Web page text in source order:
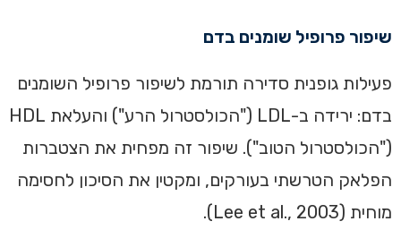
שיפור פרופיל שומנים בדם
פעילות גופנית סדירה תורמת לשיפור פרופיל השומנים
בדם: ירידה ב-LDL ("הכולסטרול הרע") והעלאת HDL
("הכולסטרול הטוב"). שיפור זה מפחית את הצטברות
הפלאק הטרשתי בעורקים, ומקטין את הסיכון לחסימה
מוחית (Lee et al., 2003).